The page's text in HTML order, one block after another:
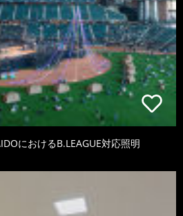
におけるB.LEAGUE対応照明